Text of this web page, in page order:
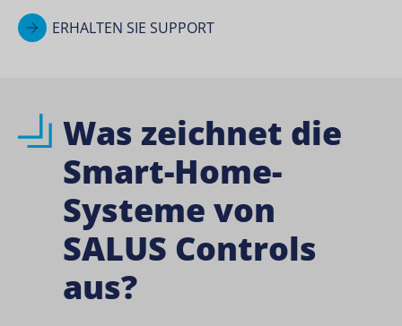
ERHALTEN SIE SUPPORT
Was zeichnet die
Smart-Home-
Systeme von
SALUS Controls
aus?